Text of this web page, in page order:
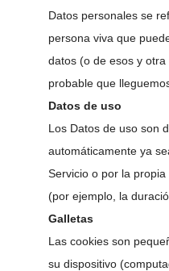
Datos personales se
persona viva que
datos (o de esos y
probable que
Datos de uso
Los Datos de uso son
automáticamente ya
Servicio o por la
(por ejemplo, la
Galletas
Las cookies son
su dispositivo